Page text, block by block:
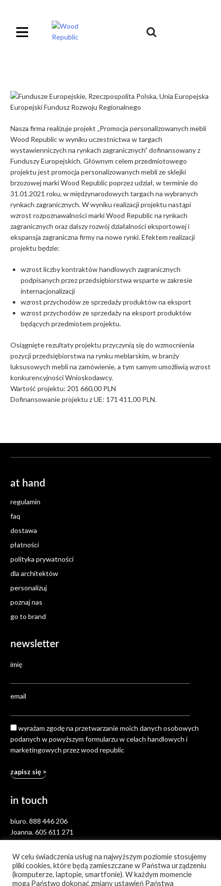
nawigację
Nasza firma realizuje projekt „Promocja personalizowanych mebli
Wood Republic w wyniku uczestnictwa w targach
wystawienniczych na rynkach zagranicznych” dofinansowany z
Funduszy Europejskich. Głównym celem przedmiotowego
projektu jest promocja personalizowanych mebli ze sklejki
brzozowej marki Wood Republic poprzez udział, w terminie do
31.01.2021 roku, w międzynarodowych targach na wybranych
rynkach zagranicznych. W wyniku realizacji projektu nastąpi
wzrost rozpoznawalności marki Wood Republic na rynkach
zagranicznych oraz dalszy rozwój działalności eksportowej i
ekspansja zagraniczna firmy na nowe rynki. Efektem realizacji
projektu będzie:
wzrost liczby kontraktów handlowych zagranicznych
podpisanych przez przedsiębiorstwa wsparte w zakresie
internacjonalizacji
wzrost przychodów ze sprzedaży produktów na eksport
wzrost przychodów ze sprzedaży na eksport produktów
będących przedmiotem projektu.
Osiągnięte rezultaty projektu przyczynią się do wzmocnienia
pozycji przedsiębiorstwa na rynku meblarskim, w branży
luksusowych mebli na zamówienie, a tym samym umożliwią wzrost
konkurencyjności Wnioskodawcy.
Wartość projektu: 201 660,00 PLN
Dofinansowanie projektu z UE: 171 411,00 PLN.
at hand
regulamin
faq
dostawa
płatności
polityka prywatności
dla architektów
personalizuj
poznaj nas
go to brand
newsletter
imię
email
wyrażam zgodę na przetwarzanie moich danych osobowych
podanych w powyższym formularzu w celach handlowych i
marketingowych przez wood republic
in touch
biuro.888 446 206
Joanna.605 611 271
hello.woodrepublic@gmail.com
W celu świadczenia usług na najwyższym poziomie stosujemy
pliki cookies, które będą zamieszczane w Państwa urządzeniu
(komputerze, laptopie, smartfonie). W każdym momencie
mogą Państwo dokonać zmiany ustawień Państwa